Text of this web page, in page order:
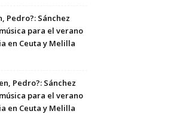
Pedro?: Sánchez
para el verano
en Ceuta y Melilla
Pedro?: Sánchez
para el verano
en Ceuta y Melilla